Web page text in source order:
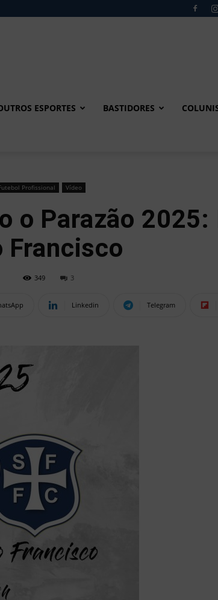
ESPORTES BASTIDORES
Profissional Vídeo
o Parazão 2025:
Francisco
349 3
Linkedin Telegram